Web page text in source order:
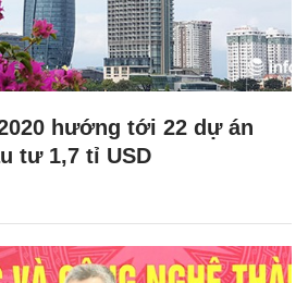
hướng tới 22 dự án
tư 1,7 tỉ USD